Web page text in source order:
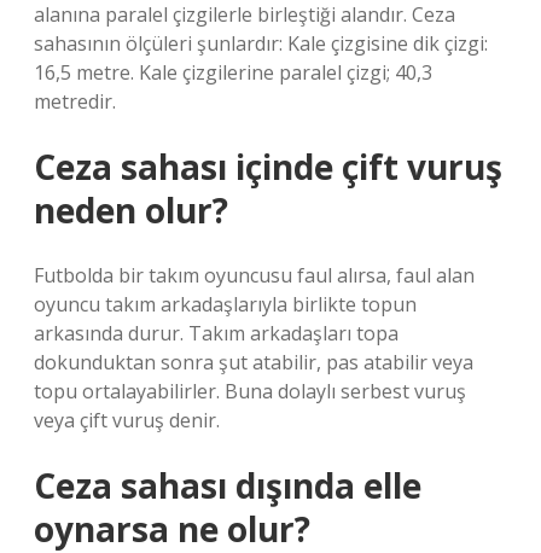
alanına paralel çizgilerle birleştiği alandır. Ceza
sahasının ölçüleri şunlardır: Kale çizgisine dik çizgi:
16,5 metre. Kale çizgilerine paralel çizgi; 40,3
metredir.
Ceza sahası içinde çift vuruş
neden olur?
Futbolda bir takım oyuncusu faul alırsa, faul alan
oyuncu takım arkadaşlarıyla birlikte topun
arkasında durur. Takım arkadaşları topa
dokunduktan sonra şut atabilir, pas atabilir veya
topu ortalayabilirler. Buna dolaylı serbest vuruş
veya çift vuruş denir.
Ceza sahası dışında elle
oynarsa ne olur?